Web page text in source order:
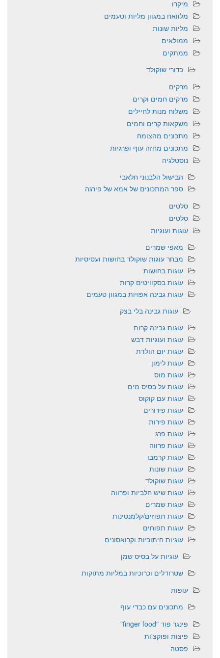
מיקרו
מלוואח במגוון מליות וטעמים
מליות שונות
ממולאים
ממתקים
כדורי שוקולד
מרקים
מרקים חמים וקרים
משלוח מנות לחיילים
משקאות קרים וחמים
מתכונים מהצומח
מתכונים מחזה עוף ופרגיות
נוסטלגיה
הבישול הלבנוני חלאבי
ספר המתכונים של אמא של פירגה
סלטים
סלטים
עוגות ועוגיות
מאפי שמרים
מבחר עוגות שוקולד בחושות ועסיסיות
עוגות בחושות
עוגות בסקוויטים קרות
עוגות גבינה אפויות במגוון טעמים
עוגות גבינה בלי בצק
עוגות גבינה קרות
עוגות ועוגיות דבש
עוגות יום הולדת
עוגות לימון
עוגות מוס
עוגות על בסיס מים
עוגות עם קוקוס
עוגות פירורים
עוגות פירות
עוגות פרג
עוגות פרווה
עוגות קרמבו
עוגות שונות
עוגות שוקולד
עוגות שיש חלביות ופרווה
עוגות שמרים
עוגות תפוזים/קלמנטינות
עוגות תפוחים
עוגיות חיתוכיות וקרואסונים
עוגיות על בסיס שמן
שטרודלים וכרוכיות במליות מתוקות
עופות
מתכונים עם כבדי עוף
פינגר פוד "finger food"
פיצות ופוקצ'ות
פסטה